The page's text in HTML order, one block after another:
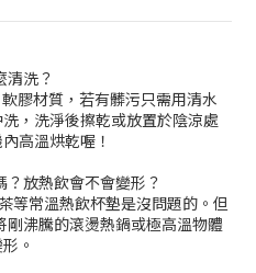
清洗？
膠材質，若有髒污只需用清水
，洗淨後擦乾或放置於陰涼處
高溫烘乾喔！
放熱飲會不會變形？
等常溫熱飲杯墊是沒問題的。但
剛沸騰的滾燙熱鍋或極高溫物體
。